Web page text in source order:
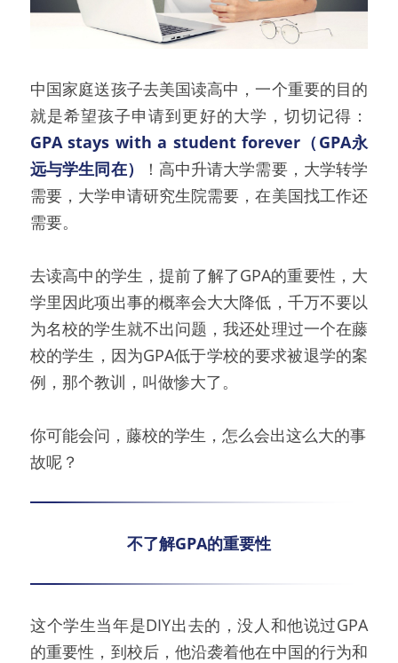
中国家庭送孩子去美国读高中，一个重要的目的
就是希望孩子申请到更好的大学，切切记得：
GPA stays with a student forever（GPA永
远与学生同在）
！高中升请大学需要，大学转学
需要，大学申请研究生院需要，在美国找工作还
需要。
去读高中的学生，提前了解了GPA的重要性，大
学里因此项出事的概率会大大降低，千万不要以
为名校的学生就不出问题，我还处理过一个在藤
校的学生，因为GPA低于学校的要求被退学的案
例，那个教训，叫做惨大了。
你可能会问，藤校的学生，怎么会出这么大的事
故呢？
不了解GPA的重要性
这个学生当年是DIY出去的，没人和他说过GPA
的重要性，到校后，他沿袭着他在中国的行为和